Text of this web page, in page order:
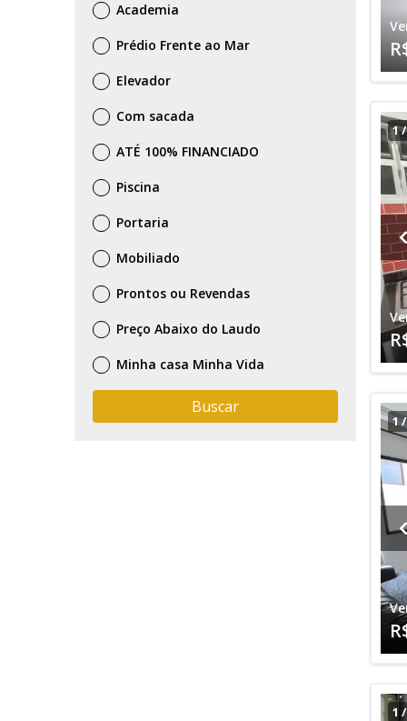
Academia
Prédio Frente ao Mar
Elevador
Com sacada
ATÉ 100% FINANCIADO
Piscina
Portaria
Mobiliado
Prontos ou Revendas
Preço Abaixo do Laudo
Minha casa Minha Vida
Buscar
1
1
1/